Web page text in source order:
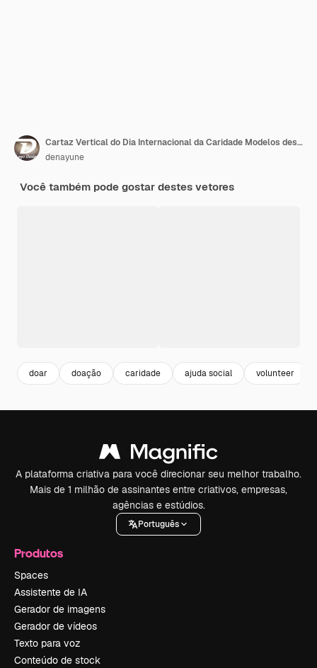
Cartaz Vertical do Dia Internacional da Caridade Modelos desenhados à mão ilustração de plano de fundo
denayune
Você também pode gostar destes vetores
doar doação caridade ajuda social volunteer
A plataforma criativa para você direcionar seu melhor trabalho.
Mais de 1 milhão de assinantes entre criativos, empresas,
agências e estúdios.
Português
Produtos
Spaces
Assistente de IA
Gerador de imagens
Gerador de vídeos
Texto para voz
Conteúdo de stock